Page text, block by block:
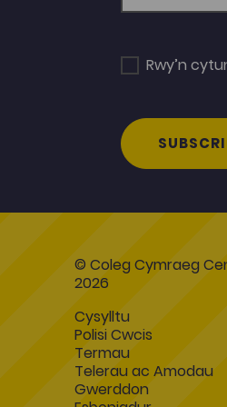
Rwy’n
© Coleg Cymraeg
2026
Cysylltu
Polisi Cwcis
Termau
Telerau ac Amodau
Gwerddon